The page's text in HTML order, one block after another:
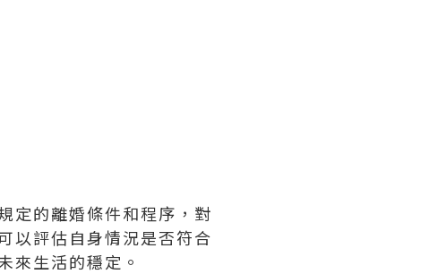
定的離婚條件和程序，對
以評估自身情況是否符合
來生活的穩定。